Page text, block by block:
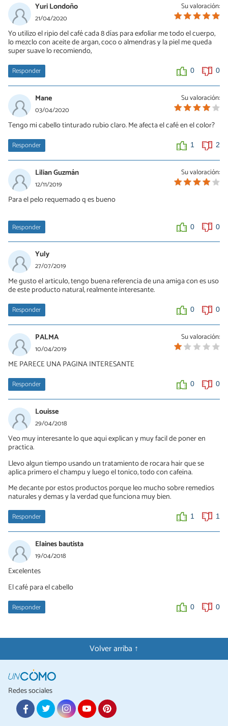
Su valoración:
Yuri Londoño
21/04/2020
Yo utilizo el ripio del café cada 8 días para exfoliar me todo el cuerpo,
lo mezclo con aceite de argan, coco o almendras y la piel me queda
super suave lo recomiendo,
Responder 0 0
Su valoración:
Mane
03/04/2020
Tengo mi cabello tinturado rubio claro. Me afecta el café en el color?
Responder 1 2
Su valoración:
Lilian Guzmán
12/11/2019
Para el pelo requemado q es bueno
Responder 0 0
Yuly
27/07/2019
Me gusto el articulo, tengo buena referencia de una amiga con es uso
de este producto natural, realmente interesante.
Responder 0 0
Su valoración:
PALMA
10/04/2019
ME PARECE UNA PAGINA INTERESANTE
Responder 0 0
Louisse
29/04/2018
Veo muy interesante lo que aqui explican y muy facil de poner en
practica.
Llevo algun tiempo usando un tratamiento de rocara hair que se
aplica primero el champu y luego el tonico, todo con cafeina.
Me decante por estos productos porque leo mucho sobre remedios
naturales y demas y la verdad que funciona muy bien.
Responder 1 1
Elaines bautista
19/04/2018
Excelentes
El café para el cabello
Responder 0 0
Volver arriba ↑
Redes sociales